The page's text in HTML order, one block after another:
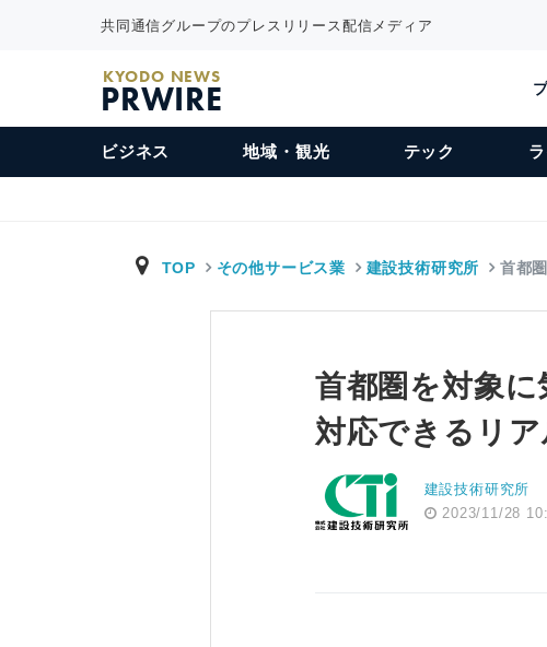
共同通信グループのプレスリリース配信メディア
KYODO NEWS
PRWIRE
ビジネス 地域・観光 テック
TOP その他サービス業 建設技術研究所 首都
首都圏を対象に
対応できるリ
建設技術研究所
2023/11/28